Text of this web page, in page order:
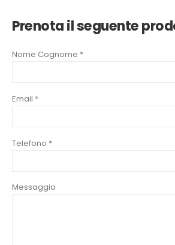
Prenota il seguente
Nome Cognome *
Email *
Telefono *
Messaggio